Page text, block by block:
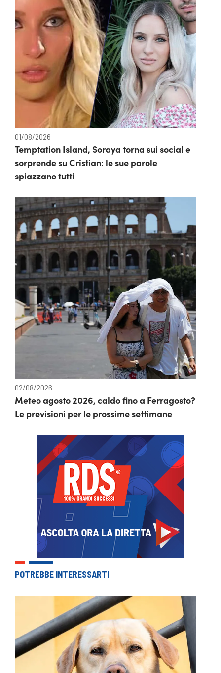
01/08/2026
Temptation Island, Soraya torna sui social e
sorprende su Cristian: le sue parole
spiazzano tutti
02/08/2026
Meteo agosto 2026, caldo fino a Ferragosto?
Le previsioni per le prossime settimane
POTREBBE INTERESSARTI